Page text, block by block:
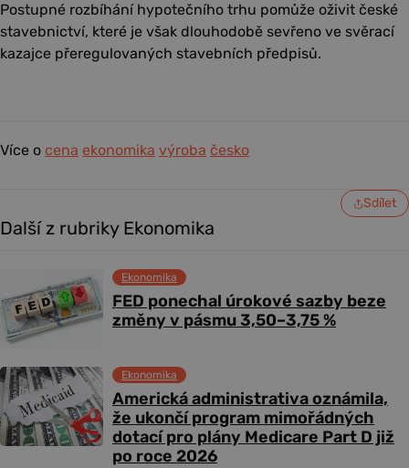
Postupné rozbíhání hypotečního trhu pomůže oživit české
stavebnictví, které je však dlouhodobě sevřeno ve svěrací
kazajce přeregulovaných stavebních předpisů.
Více o cena ekonomika výroba česko
Sdílet
Další z rubriky Ekonomika
FED ponechal úrokové sazby beze
změny v pásmu 3,50–3,75 %
Ekonomika
Americká administrativa oznámila,
že ukončí program mimořádných
dotací pro plány Medicare Part D již
po roce 2026
Ekonomika